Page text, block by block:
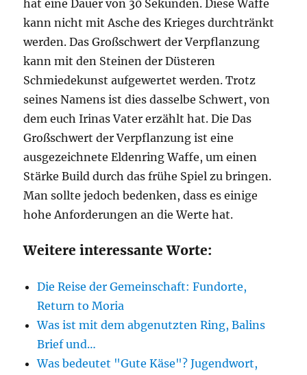
hat eine Dauer von 30 Sekunden. Diese Waffe
kann nicht mit Asche des Krieges durchtränkt
werden. Das Großschwert der Verpflanzung
kann mit den Steinen der Düsteren
Schmiedekunst aufgewertet werden. Trotz
seines Namens ist dies dasselbe Schwert, von
dem euch Irinas Vater erzählt hat. Die Das
Großschwert der Verpflanzung ist eine
ausgezeichnete Eldenring Waffe, um einen
Stärke Build durch das frühe Spiel zu bringen.
Man sollte jedoch bedenken, dass es einige
hohe Anforderungen an die Werte hat.
Weitere interessante Worte:
Die Reise der Gemeinschaft: Fundorte,
Return to Moria
Was ist mit dem abgenutzten Ring, Balins
Brief und…
Was bedeutet "Gute Käse"? Jugendwort,